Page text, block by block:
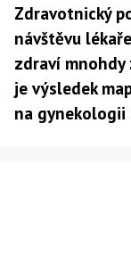
Zdravotnický
návštěvu
zdraví
je výsledek
na gynekologii